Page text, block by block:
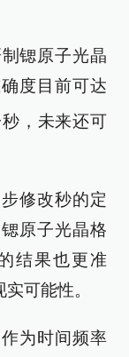
锶原子光晶
度目前可达
，未来还可
修改秒的定
原子光晶格
结果也更准
可能性。
为时间频率